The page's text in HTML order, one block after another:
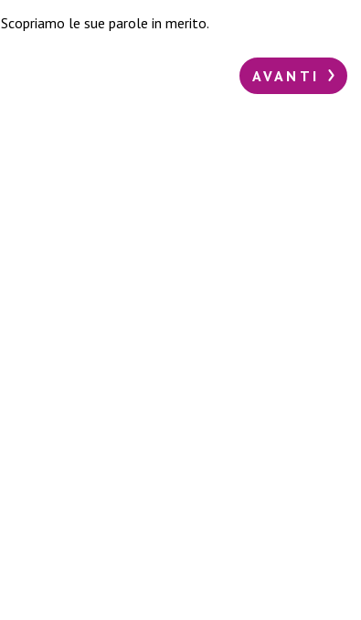
Scopriamo le sue parole in merito.
AVANTI